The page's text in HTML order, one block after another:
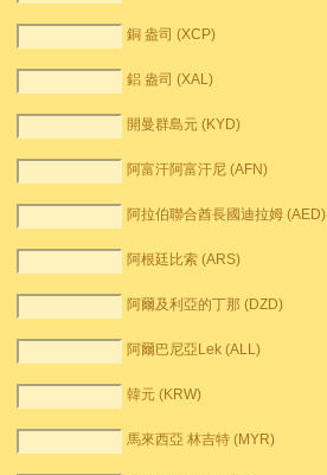
銅 盎司 (XCP)
鋁 盎司 (XAL)
開曼群島元 (KYD)
阿富汗阿富汗尼 (AFN)
阿拉伯聯合酋長國迪拉姆 (AED)
阿根廷比索 (ARS)
阿爾及利亞的丁那 (DZD)
阿爾巴尼亞Lek (ALL)
韓元 (KRW)
馬來西亞 林吉特 (MYR)